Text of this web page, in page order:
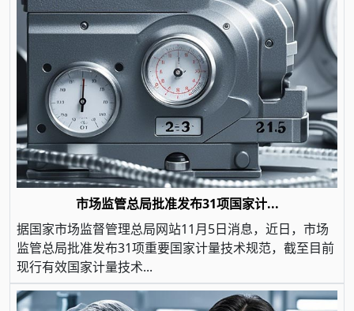
市场监管总局批准发布31项国家计...
据国家市场监督管理总局网站11月5日消息，近日，市场
监管总局批准发布31项重要国家计量技术规范，截至目前
现行有效国家计量技术...